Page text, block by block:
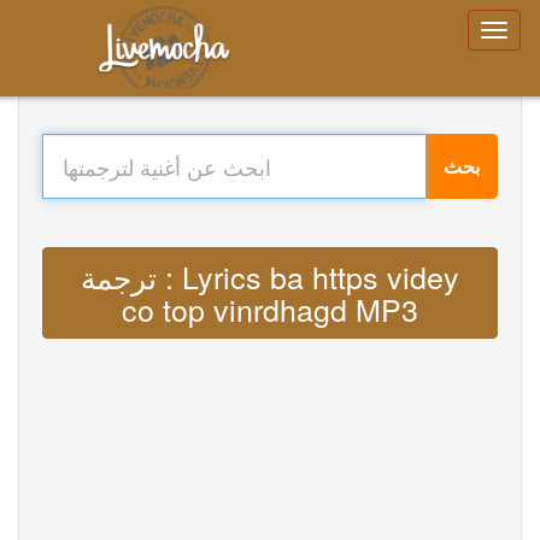
بحث
ترجمة : Lyrics ba https videy
co top vinrdhagd MP3